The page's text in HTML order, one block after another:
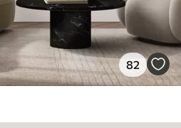
82